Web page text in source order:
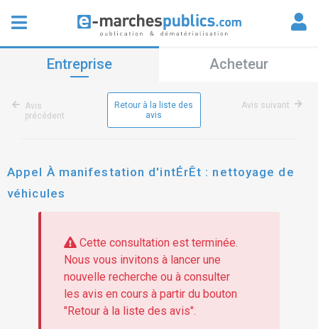
Entreprise Acheteur
Avis
précédent
Retour à la liste des
avis
Avis suivant
Appel À manifestation d'intÉrÊt : nettoyage de
véhicules
Cette consultation est terminée.
Nous vous invitons à lancer une
nouvelle recherche ou à consulter
les avis en cours à partir du bouton
"Retour à la liste des avis".